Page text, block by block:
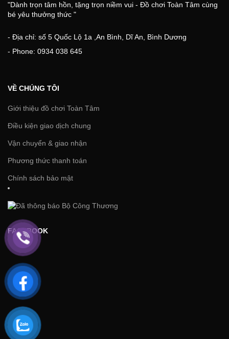
"Dành trọn tâm hồn, tặng trọn niềm vui - Đồ chơi Toàn Tâm cùng
bé yêu thưởng thức "
- Địa chỉ: số 5 Quốc Lộ 1a ,An Bình, Dĩ An, Bình Dương
- Phone: 0934 038 645
VỀ CHÚNG TÔI
Giới thiệu đồ chơi Toàn Tâm
Điều kiện giao dịch chung
Vận chuyển & giao nhận
Phương thức thanh toán
Chính sách bảo mật
FACEBOOK